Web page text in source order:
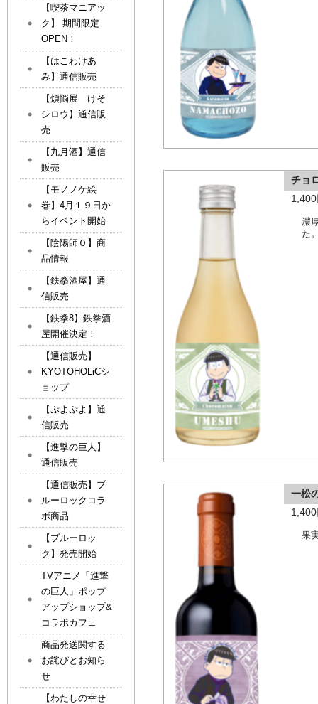
チョ
濃
た
一松
果
【喫茶マニアッ
ク】 期間限定
OPEN！
【はこわけあ
み】通信販売
【煩悩展 けそ
シロウ】通信販
売
【九月酒】通信
販売
【モノノケ絵
巻】4月１９日か
らイベント開始
【陰陽師０】商
品情報
【鉄拳酒屋】通
信販売
【鉄拳8】鉄拳酒
屋開催決定！
【通信販売】
KYOTOHOLiCシ
ョップ
【ぷよぷよ】通
信販売
【進撃の巨人】
通信販売
【通信販売】ブ
ルーロックコラ
ボ商品
【ブルーロッ
ク】発売開始
TVアニメ「進撃
の巨人」ポップ
アップショップ&
コラボカフェ
商品発送関する
お詫びとお知ら
せ
【わたしの幸せ